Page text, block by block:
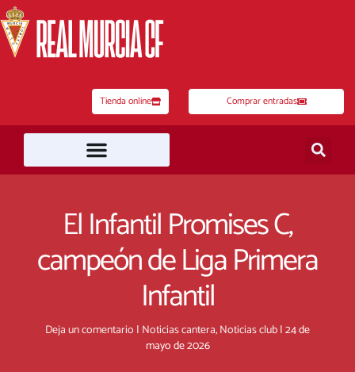
al
contenido
Tienda online Comprar entradas
El Infantil Promises C,
campeón de Liga Primera
Infantil
Deja un comentario | Noticias cantera,Noticias club|24 de
mayo de 2026